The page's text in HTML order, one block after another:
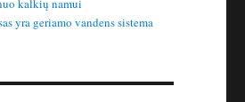
kalkių namui
yra geriamo vandens sistema